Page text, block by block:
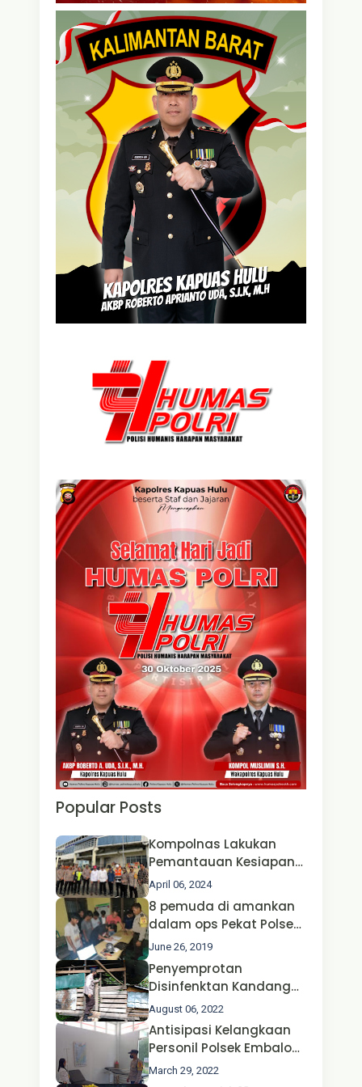
Popular Posts
Kompolnas Lakukan
Pemantauan Kesiapan
Operasi Ketupat 2024 di
Polda Jatim Bersama
Kapolri dan Menteri
Perhubungan
April 06, 2024
8 pemuda di amankan
dalam ops Pekat Polsek
Jongkong
June 26, 2019
Penyemprotan
Disinfenktan Kandang
Ternak Kambing warga
Oleh Satgas Ops Aman
Nusa II Polda Kalbar*
August 06, 2022
Antisipasi Kelangkaan
Personil Polsek Embaloh
Hulu Gencar Lakukan
Pengecekan Oksigen
March 29, 2022